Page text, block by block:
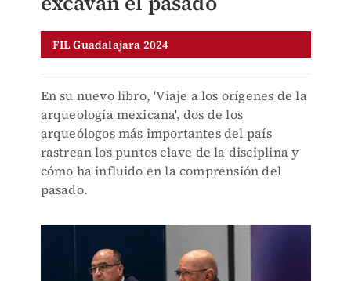
FIL Guadalajara 2024
En su nuevo libro, 'Viaje a los orígenes de la
arqueología mexicana', dos de los
arqueólogos más importantes del país
rastrean los puntos clave de la disciplina y
cómo ha influido en la comprensión del
pasado.